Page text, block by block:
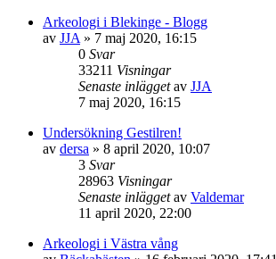
Arkeologi i Blekinge - Blogg
av JJA » 7 maj 2020, 16:15
0 Svar
33211 Visningar
Senaste inläggetav JJA
7 maj 2020, 16:15
Undersökning Gestilren!
av dersa » 8 april 2020, 10:07
3 Svar
28963 Visningar
Senaste inläggetav Valdemar
11 april 2020, 22:00
Arkeologi i Västra vång